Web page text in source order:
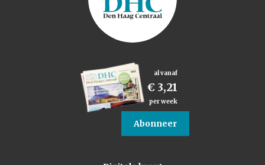
al vanaf
€ 3,21
per week
Abonneer